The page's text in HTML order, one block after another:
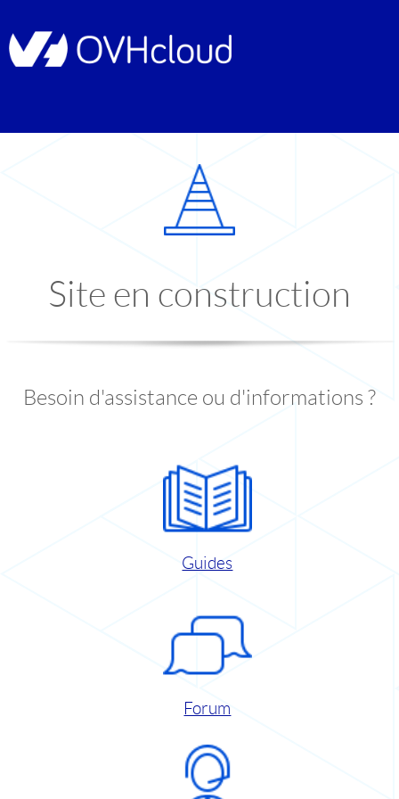
Site en construction
Besoin d'assistance ou d'informations ?
Guides
Forum